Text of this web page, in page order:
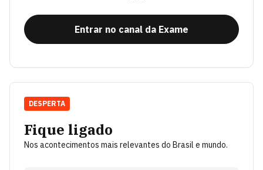
Entrar no canal da Exame
Fique ligado
Nos acontecimentos mais relevantes do Brasil e mundo.
DESPERTA